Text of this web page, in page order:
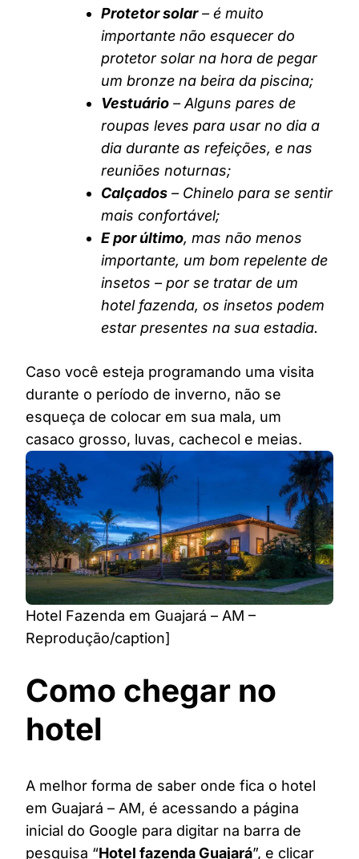
Protetor solar– é muito
importante não esquecer do
protetor solar na hora de pegar
um bronze na beira da piscina;
Vestuário – Alguns pares de
roupas leves para usar no dia a
dia durante as refeições, e nas
reuniões noturnas;
Calçados – Chinelo para se sentir
mais confortável;
E por último, mas não menos
importante, um bom repelente de
insetos – por se tratar de um
hotel fazenda, os insetos podem
estar presentes na sua estadia.
Caso você esteja programando uma visita
durante o período de inverno, não se
esqueça de colocar em sua mala, um
casaco grosso, luvas, cachecol e meias.
Hotel Fazenda em Guajará – AM –
Reprodução/caption]
Como chegar no
hotel
A melhor forma de saber onde fica o hotel
em Guajará – AM, é acessando a página
inicial do Google para digitar na barra de
pesquisa “Hotel fazenda Guajará”, e clicar